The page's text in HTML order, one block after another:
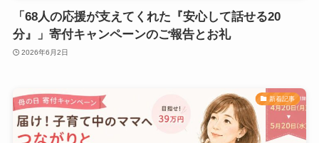
「68人の応援が支えてくれた『安心して話せる20
分』」寄付キャンペーンのご報告とお礼
2026年6月2日
新着記事